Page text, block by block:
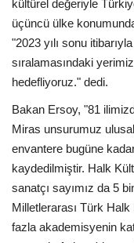
kültürel değeriyle
üçüncü ülke
"2023 yılı sonu
sıralamasındaki
hedefliyoruz." dedi.
Bakan Ersoy, "81
Miras unsurumuz
envantere bugüne
kaydedilmiştir. Halk
sanatçı sayımız da 5
Milletlerarası Türk
fazla akademisyenin